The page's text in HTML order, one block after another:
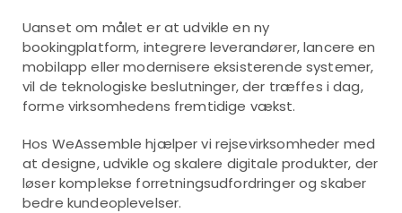
Uanset om målet er at udvikle en ny
bookingplatform, integrere leverandører, lancere en
mobilapp eller modernisere eksisterende systemer,
vil de teknologiske beslutninger, der træffes i dag,
forme virksomhedens fremtidige vækst.
Hos WeAssemble hjælper vi rejsevirksomheder med
at designe, udvikle og skalere digitale produkter, der
løser komplekse forretningsudfordringer og skaber
bedre kundeoplevelser.